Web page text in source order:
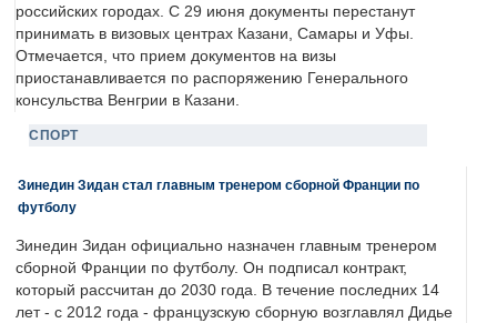
российских городах. С 29 июня документы перестанут
принимать в визовых центрах Казани, Самары и Уфы.
Отмечается, что прием документов на визы
приостанавливается по распоряжению Генерального
консульства Венгрии в Казани.
СПОРТ
Зинедин Зидан стал главным тренером сборной Франции по
футболу
Зинедин Зидан официально назначен главным тренером
сборной Франции по футболу. Он подписал контракт,
который рассчитан до 2030 года. В течение последних 14
лет - с 2012 года - французскую сборную возглавлял Дидье